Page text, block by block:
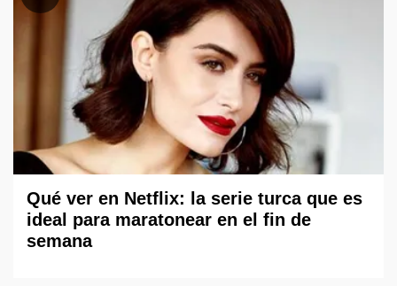
Qué ver en Netflix: la serie turca que es
ideal para maratonear en el fin de
semana